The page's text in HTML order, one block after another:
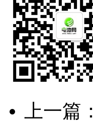
上一篇：